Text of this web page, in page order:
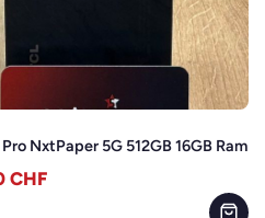
NxtPaper 5G 512GB 16GB Ram
CHF